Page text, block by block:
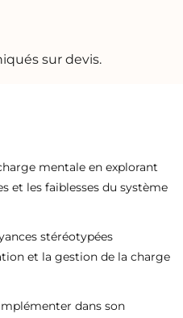
sur devis.
mentale en explorant
et les faiblesses du système
stéréotypées
et la gestion de la charge
dans son